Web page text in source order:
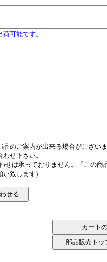
可能です。
のご案内が出来る場合がございま
せ下さい。
せは承っておりません。「この
い致します)